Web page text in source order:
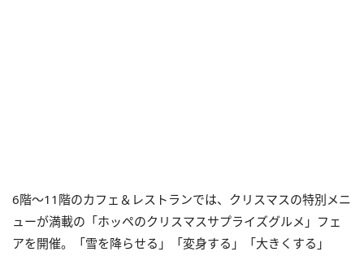
6階～11階のカフェ＆レストランでは、クリスマスの特別メニ
ューが満載の「ホッペのクリスマスサプライズグルメ」フェ
アを開催。「雪を降らせる」「変身する」「大きくする」